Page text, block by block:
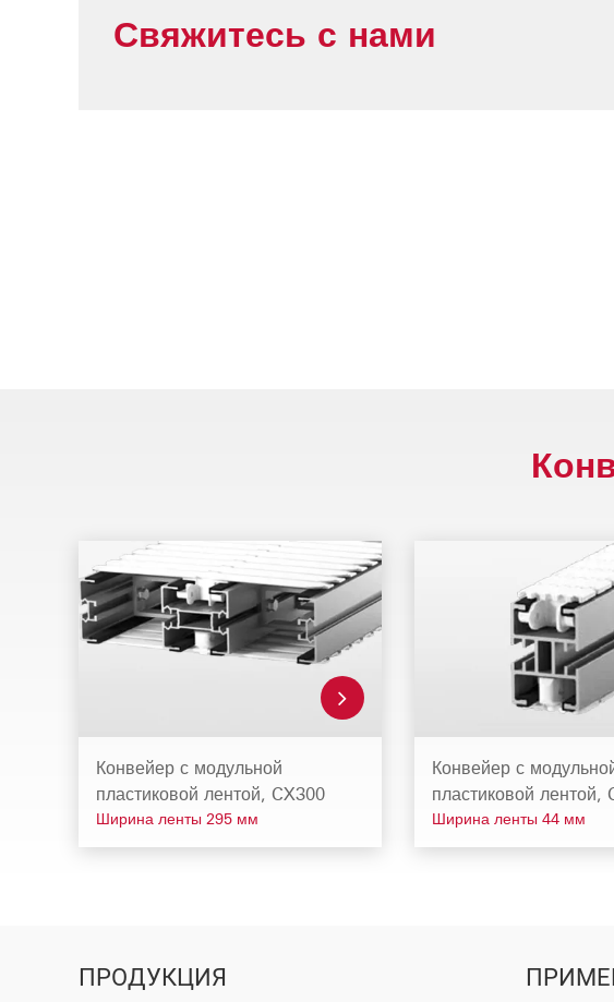
Свяжитесь с нами
Конвейер с модульной
пластиковой лентой, CX300
Ширина ленты 295 мм
Конвейер с
пластиковой лентой,
Ширина ленты 44 мм
ПРОДУКЦИЯ